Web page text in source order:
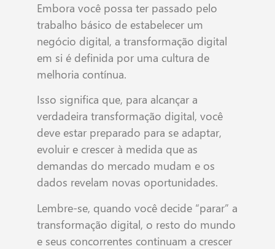
Embora você possa ter passado pelo
trabalho básico de estabelecer um
negócio digital, a transformação digital
em si é definida por uma cultura de
melhoria contínua.
Isso significa que, para alcançar a
verdadeira transformação digital, você
deve estar preparado para se adaptar,
evoluir e crescer à medida que as
demandas do mercado mudam e os
dados revelam novas oportunidades.
Lembre-se, quando você decide “parar” a
transformação digital, o resto do mundo
e seus concorrentes continuam a crescer